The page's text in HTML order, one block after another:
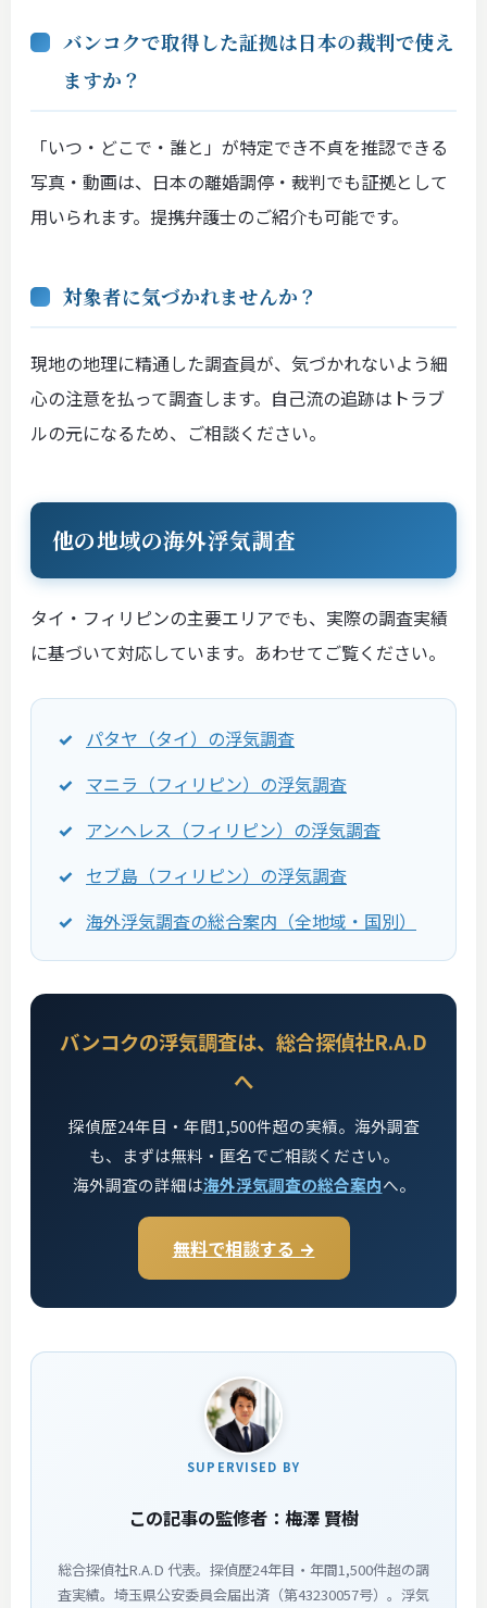
バンコクで取得した証拠は日本の裁判で使え
ますか？
「いつ・どこで・誰と」が特定でき不貞を推認できる
写真・動画は、日本の離婚調停・裁判でも証拠として
用いられます。提携弁護士のご紹介も可能です。
対象者に気づかれませんか？
現地の地理に精通した調査員が、気づかれないよう細
心の注意を払って調査します。自己流の追跡はトラブ
ルの元になるため、ご相談ください。
他の地域の海外浮気調査
タイ・フィリピンの主要エリアでも、実際の調査実績
に基づいて対応しています。あわせてご覧ください。
パタヤ（タイ）の浮気調査
マニラ（フィリピン）の浮気調査
アンヘレス（フィリピン）の浮気調査
セブ島（フィリピン）の浮気調査
海外浮気調査の総合案内（全地域・国別）
バンコクの浮気調査は、総合探偵社R.A.D
へ
探偵歴24年目・年間1,500件超の実績。海外調査
も、まずは無料・匿名でご相談ください。
海外調査の詳細は海外浮気調査の総合案内へ。
無料で相談する →
SUPERVISED BY
この記事の監修者：梅澤 賢樹
総合探偵社R.A.D 代表。探偵歴24年目・年間1,500件超の調
査実績。埼玉県公安委員会届出済（第43230057号）。浮気